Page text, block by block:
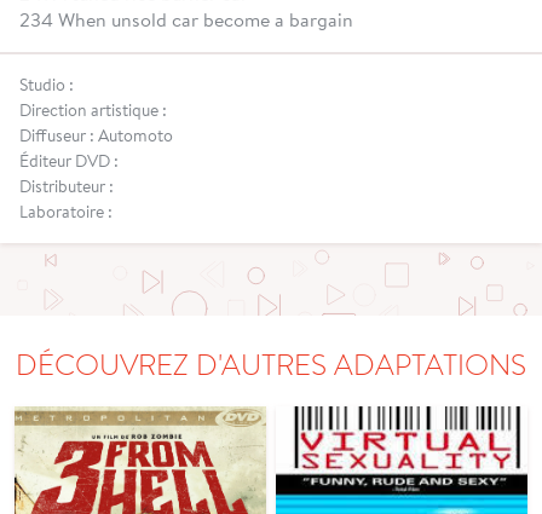
234 When unsold car become a bargain
Studio :
Direction artistique :
Diffuseur : Automoto
Éditeur DVD :
Distributeur :
Laboratoire :
DÉCOUVREZ D'AUTRES ADAPTATIONS